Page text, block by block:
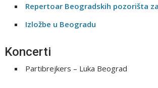
Repertoar Beogradskih pozorišta
Izložbe u Beogradu
Koncerti
Partibrejkers – Luka Beograd